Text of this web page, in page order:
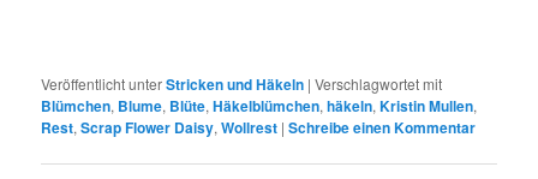
Veröffentlicht unterStricken und Häkeln |Verschlagwortet mit
Blümchen, Blume, Blüte,Häkelblümchen,häkeln,Kristin Mullen,
Rest,Scrap Flower Daisy,Wollrest |Schreibe einen Kommentar